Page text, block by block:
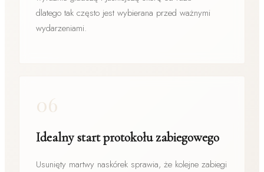
dlatego tak często jest wybierana przed ważnymi
wydarzeniami.
06
Idealny start protokołu zabiegowego
Usunięty martwy naskórek sprawia, że kolejne zabiegi